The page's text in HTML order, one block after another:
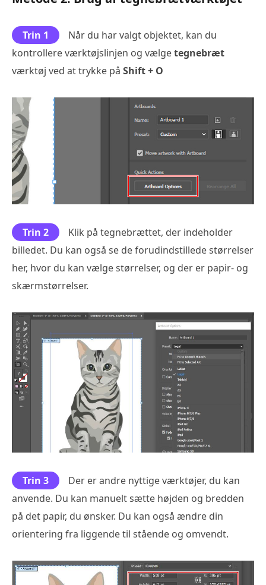
Trin 1
Når du har valgt objektet, kan du
kontrollere værktøjslinjen og vælgetegnebræt
værktøj ved at trykke på Shift + O
Trin 2
Klik på tegnebrættet, der indeholder
billedet. Du kan også se de forudindstillede størrelser
her, hvor du kan vælge størrelser, og der er papir- og
skærmstørrelser.
Trin 3
Der er andre nyttige værktøjer, du kan
anvende. Du kan manuelt sætte højden og bredden
på det papir, du ønsker. Du kan også ændre din
orientering fra liggende til stående og omvendt.